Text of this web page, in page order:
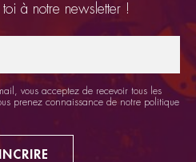
à notre newsletter !
vous acceptez de recevoir tous les
prenez connaissance de notre politique